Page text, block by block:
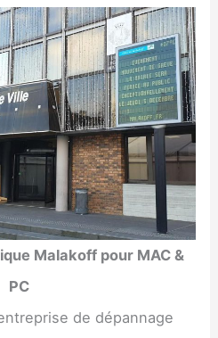
Malakoff pour MAC &
PC
de dépannage